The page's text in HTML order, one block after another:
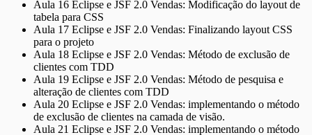
Aula 16 Eclipse e JSF 2.0 Vendas: Modificação do layout de
tabela para CSS
Aula 17 Eclipse e JSF 2.0 Vendas: Finalizando layout CSS
para o projeto
Aula 18 Eclipse e JSF 2.0 Vendas: Método de exclusão de
clientes com TDD
Aula 19 Eclipse e JSF 2.0 Vendas: Método de pesquisa e
alteração de clientes com TDD
Aula 20 Eclipse e JSF 2.0 Vendas: implementando o método
de exclusão de clientes na camada de visão.
Aula 21 Eclipse e JSF 2.0 Vendas: implementando o método